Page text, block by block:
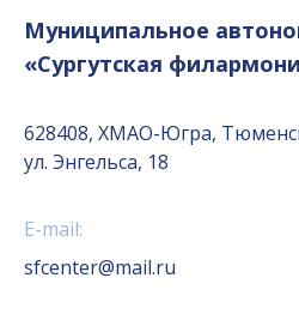
Муниципальное
«Сургутская
628408, ХМАО-Югра,
ул. Энгельса, 18
E-mail:
sfcenter@mail.ru